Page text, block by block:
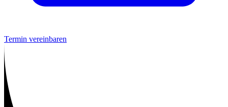
Termin vereinbaren